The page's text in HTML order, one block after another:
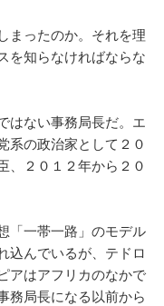
まったのか。それを理
を知らなければならな
はない事務局長だ。エ
系の政治家として２０
、２０１２年から２０
「一帯一路」のモデル
込んでいるが、テドロ
アはアフリカのなかで
務局長になる以前から